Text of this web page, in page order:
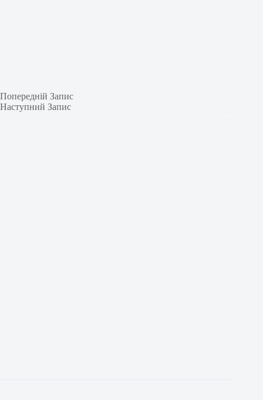
Попередній Запис
Наступний Запис